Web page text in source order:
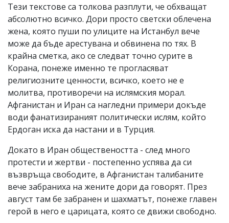
Тези текстове са толкова разплути, че обхващат
абсолютно всичко. Дори просто светски облечена
жена, която пуши по улиците на Истанбул вече
може да бъде арестувана и обвинена по тях. В
крайна сметка, ако се следват точно сурите в
Корана, понеже именно те прогласяват
религиозните ценности, всичко, което не е
молитва, противоречи на ислямския морал.
Афганистан и Иран са нагледни примери докъде
води фанатизираният политически ислям, който
Ердоган иска да настани и в Турция.
Докато в Иран обществеността - след много
протести и жертви - постепенно успява да си
възвръща свободите, в Афганистан талибаните
вече забраниха на жените дори да говорят. През
август там бе забранен и шахматът, понеже главен
герой в него е царицата, която се движи свободно.